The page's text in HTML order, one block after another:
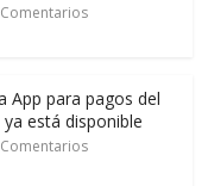
Comentarios
App para pagos del
está disponible
Comentarios